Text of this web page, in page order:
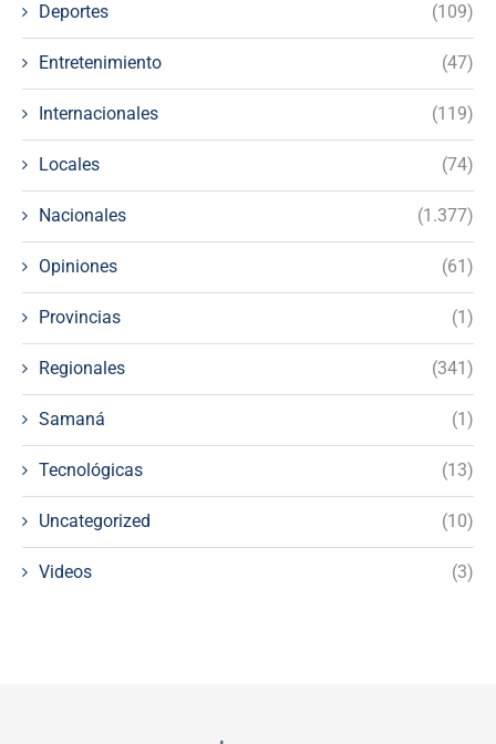
Deportes (109)
Entretenimiento (47)
Internacionales (119)
Locales (74)
Nacionales (1.377)
Opiniones (61)
Provincias (1)
Regionales (341)
Samaná (1)
Tecnológicas (13)
Uncategorized (10)
Videos (3)